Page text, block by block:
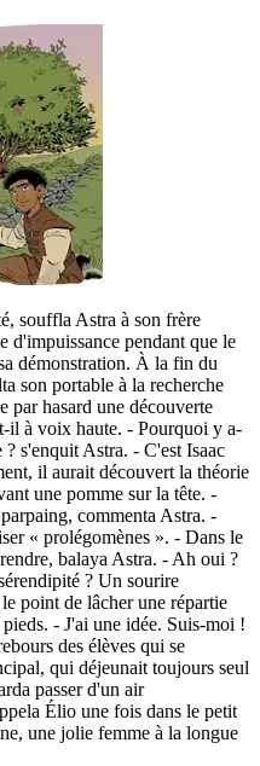
souffla Astra à son frère
d'impuissance pendant que le
démonstration. À la fin du
son portable à la recherche
par hasard une découverte
il à voix haute. - Pourquoi y a-
s'enquit Astra. - C'est Isaac
il aurait découvert la théorie
une pomme sur la tête. -
commenta Astra. -
« prolégomènes ». - Dans le
balaya Astra. - Ah oui ?
? Un sourire
point de lâcher une répartie
- J'ai une idée. Suis-moi !
des élèves qui se
qui déjeunait toujours seul
passer d'un air
Élio une fois dans le petit
une jolie femme à la longue